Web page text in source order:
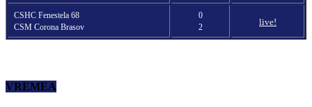
CSHC Fenestela 68
CSM Corona Brasov
0
2
live!
VREMEA